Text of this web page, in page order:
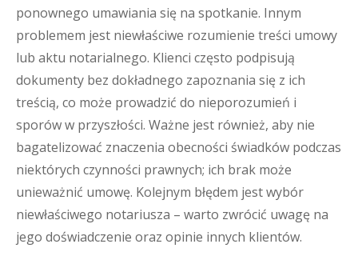
ponownego umawiania się na spotkanie. Innym
problemem jest niewłaściwe rozumienie treści umowy
lub aktu notarialnego. Klienci często podpisują
dokumenty bez dokładnego zapoznania się z ich
treścią, co może prowadzić do nieporozumień i
sporów w przyszłości. Ważne jest również, aby nie
bagatelizować znaczenia obecności świadków podczas
niektórych czynności prawnych; ich brak może
unieważnić umowę. Kolejnym błędem jest wybór
niewłaściwego notariusza – warto zwrócić uwagę na
jego doświadczenie oraz opinie innych klientów.